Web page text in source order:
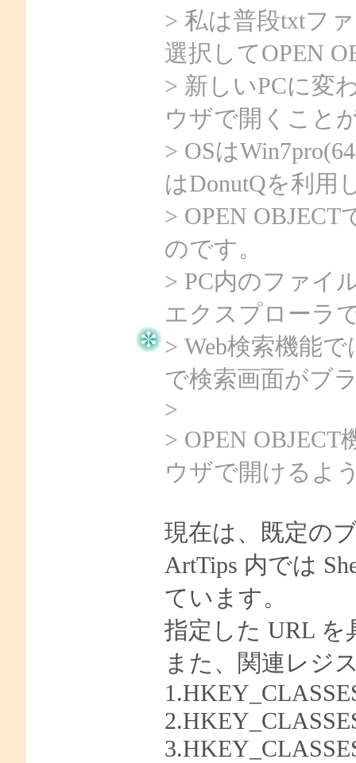
> 私は普段txtフ
選択してOPEN
> 新しいPCに変
ウザで開くこと
> OSは
はDonutQを利用
> OPEN
のです。
> PC内のファイ
エクスプローラ
> Web検索機能
で検索画面がブ
>
> OPEN
ウザで開けるよ
現在は、既定の
ArtTips 内では
ています。
指定した URL
また、関連レジ